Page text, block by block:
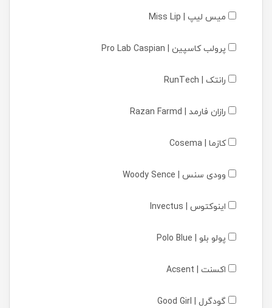
میس لیپ | Miss Lip
پرولب کاسپین | Pro Lab Caspian
رانتک | RunTech
رازان فارمد | Razan Farmd
کازما | Cosema
وودی سنس | Woody Sence
اینوکتوس | Invectus
پولو بلو | Polo Blue
اکسنت | Acsent
گودگرل | Good Girl